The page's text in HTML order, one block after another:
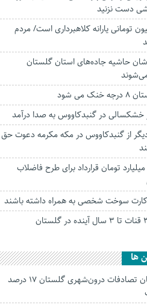
دست نزنید
تومانی یارانه کلاهبرداری است/ مردم
حاشیه جاده‌های استان گلستان
می شود
در گنبدکاووس به صدا درآمد
از گنبدکاووس در‌ مکه مکرمه دعوت حق
انعقاد ۸۱ میلیارد تومان قرارداد برای طرح فاضلاب
کارت سوخت شخصی به همراه داشته باشند
ها
جانباختگان تصادفات درون‌شهری گلستان ۱۷ درصد